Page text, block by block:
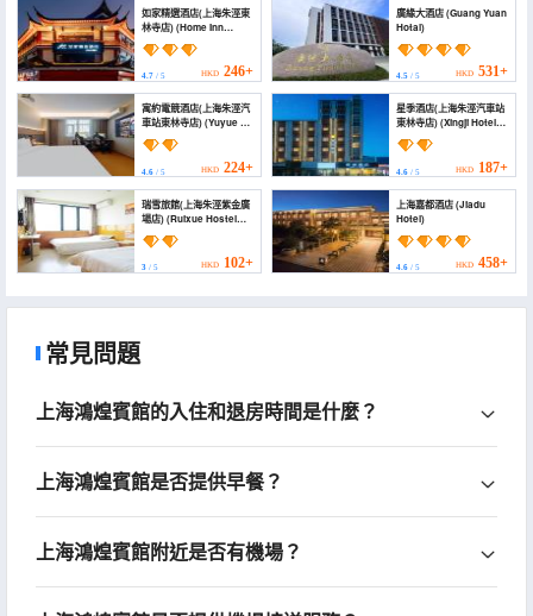
如家精選酒店(上海朱涇東
林寺店) (Home Inn
Select (Shanghai
Jinshan Zhujing Bus
Station Branch))
4.7 / 5 HKD 246+
廣緣大酒店 (Guang Yuan
Hotal)
4.5/ 5 HKD 531+
寓約電競酒店(上海朱涇汽
車站東林寺店) (Yuyue E-
sports Hotel (Shanghai
Jinshan Zhujing Town
4.6 / 5 HKD 224+
星季酒店(上海朱涇汽車站
東林寺店) (Xingji Hotel
(Shanghai Zhujing Bus
Station Donglin
4.6/ 5 HKD 187+
瑞雪旅館(上海朱涇紫金廣
場店) (Ruixue Hostel
(Shanghai Zhujing Zijin
Plaza))
3 / 5 HKD 102+
上海嘉都酒店 (Jiadu
Hotel)
4.6/ 5 HKD 458+
常見問題
上海鴻煌賓館的入住和退房時間是什麼？
上海鴻煌賓館是否提供早餐？
上海鴻煌賓館附近是否有機場？